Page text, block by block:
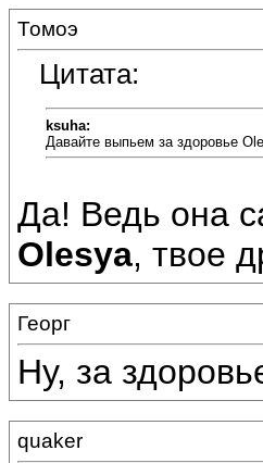
Томоэ
Цитата:
ksuha:
Давайте выпьем за здоровье
Да! Ведь она
Olesya, твое
Георг
Ну, за
quaker